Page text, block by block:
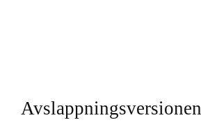
Avslappningsversionen